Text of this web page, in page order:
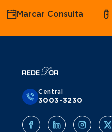
Marcar Consulta
Central
3003-3230